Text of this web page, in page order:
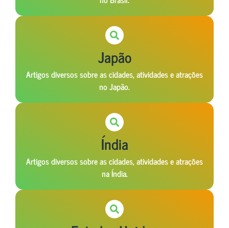
Japão
Artigos diversos sobre as cidades, atividades e atrações
no Japão.
Índia
Artigos diversos sobre as cidades, atividades e atrações
na Índia.